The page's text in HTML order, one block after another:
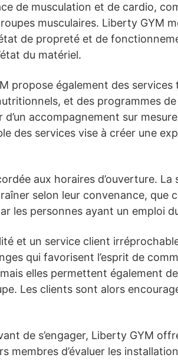
de musculation et de cardio,
musculaires. Liberty GYM
de propreté et de
du matériel.
propose également des services
et des programmes
accompagnement sur
des services vise à créer une
aux horaires d’ouverture. La
selon leur convenance, que
les personnes ayant un emploi
et un service client
qui favorisent l’esprit de
elles permettent également
Les clients sont alors
de s’engager, Liberty GYM
membres d’évaluer les